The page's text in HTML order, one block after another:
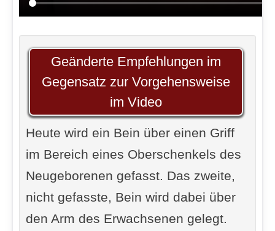
Geänderte Empfehlungen im
Gegensatz zur Vorgehensweise
im Video
Heute wird ein Bein über einen Griff
im Bereich eines Oberschenkels des
Neugeborenen gefasst. Das zweite,
nicht gefasste, Bein wird dabei über
den Arm des Erwachsenen gelegt.